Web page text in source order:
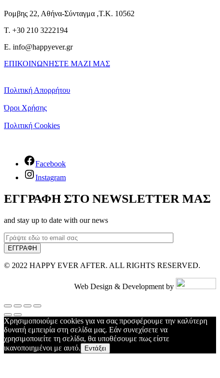
Ρομβης 22, Αθήνα-Σύνταγμα ,Τ.Κ. 10562
T. +30 210 3222194
E. info@happyever.gr
ΕΠΙΚΟΙΝΩΝΗΣΤΕ ΜΑΖΙ ΜΑΣ
Πολιτική Απορρήτου
Όροι Χρήσης
Πολιτική Cookies
Facebook
Instagram
ΕΓΓΡΑΦΗ ΣΤΟ NEWSLETTER ΜΑΣ
and stay up to date with our news
© 2022 HAPPY EVER AFTER. ALL RIGHTS RESERVED.
Web Design & Development by
Χρησιμοποιούμε cookies για να σας προσφέρουμε την καλύτερη
δυνατή εμπειρία στη σελίδα μας. Εάν συνεχίσετε να
χρησιμοποιείτε τη σελίδα, θα υποθέσουμε πως είστε
ικανοποιημένοι με αυτό.
Εντάξει